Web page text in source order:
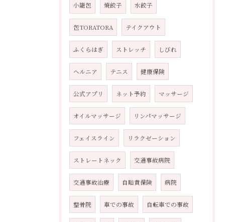
小籠包 焼餃子 水餃子
包TORATORA テイクアウト
ふくらはぎ ストレッチ しびれ
ヘルニア テニス 健康保険
公式アプリ ネット予約 マッサージ
オイルマッサージ リンパマッサージ
フェイスライン リラクゼーション
ストレートネック 交通事故病院
交通事故治療 自賠責保険 病院
整骨院 車での事故 自転車での事故